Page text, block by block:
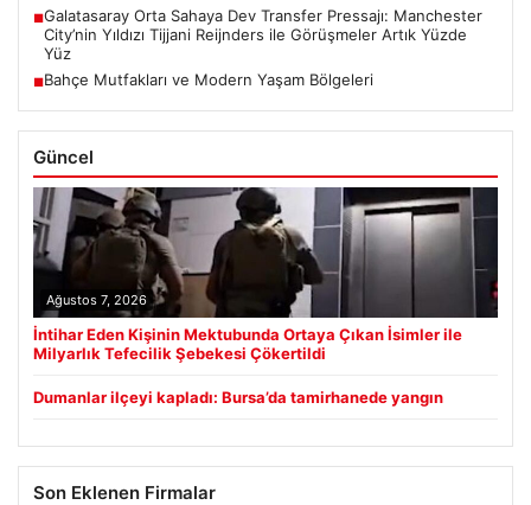
■Galatasaray Orta Sahaya Dev Transfer Pressajı: Manchester
City’nin Yıldızı Tijjani Reijnders ile Görüşmeler Artık Yüzde
Yüz
■Bahçe Mutfakları ve Modern Yaşam Bölgeleri
Güncel
Ağustos 7, 2026
İntihar Eden Kişinin Mektubunda Ortaya Çıkan İsimler ile
Milyarlık Tefecilik Şebekesi Çökertildi
Dumanlar ilçeyi kapladı: Bursa’da tamirhanede yangın
Son Eklenen Firmalar